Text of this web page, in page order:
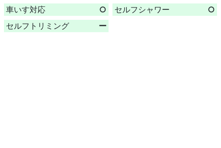
車いす対応
○ セルフシャワー
○
セルフトリミング
ー